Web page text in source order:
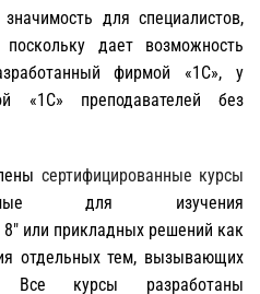
для специалистов,
дает возможность
фирмой «1С», у
«1С» преподавателей без
сертифицированные курсы
для изучения
или прикладных решений как
отдельных тем, вызывающих
Все курсы разработаны